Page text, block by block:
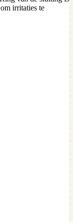
irritaties te